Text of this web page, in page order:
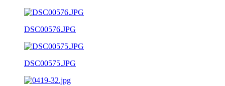
DSC00576.JPG
DSC00575.JPG